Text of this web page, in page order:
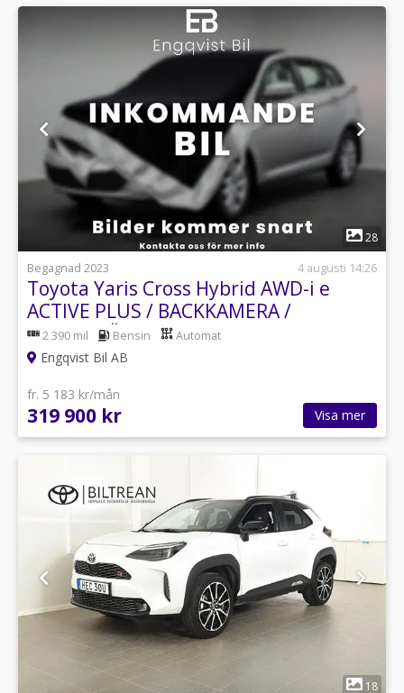
1
28
Begagnad 2023
4 augusti 14:26
Toyota Yaris Cross Hybrid AWD-i e
ACTIVE PLUS / BACKKAMERA /
MOTORVÄRMARE
2 390 mil Bensin Automat
Engqvist Bil AB
fr. 5 183 kr/mån
319 900 kr Visa mer
1 18